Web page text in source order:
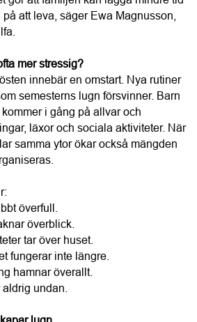
semesterns lugn försvinner. Barn
i gång på allvar och
läxor och sociala aktiviteter. När
samma ytor ökar också mängden
överfull.
överblick.
tar över huset.
fungerar inte längre.
hamnar överallt.
undan.
lugn
behöver hjärnan fatta färre beslut.
cykelhjälmen, gympapåsen eller
börja lugnare. Det handlar inte om
om att skapa system som fungerar